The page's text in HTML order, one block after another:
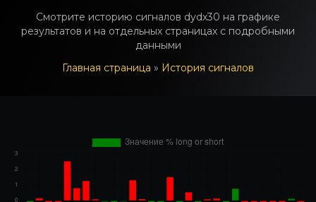
Смотрите историю сигналов dydx30 на графике
результатов и на отдельных страницах с подробными
данными
Главная страница » История сигналов